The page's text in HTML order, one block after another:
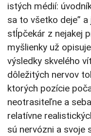
istých médií:
sa to všetko deje”
stĺpčekár z nejakej
myšlienky už
výsledky skvelého
dôležitých nervov
ktorých pozície
neotrasiteľne a
relatívne
sú nervózni a svoje